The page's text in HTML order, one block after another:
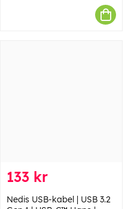
133 kr
Nedis USB-kabel | USB 3.2